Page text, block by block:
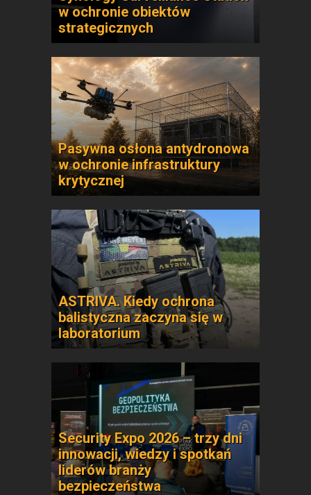
w ochronie obiektów
strategicznych
Pasywna osłona antydronowa
w ochronie infrastruktury
krytycznej
ASTRIVA. Kiedy ochrona
balistyczna zaczyna się w
laboratorium
Security Expo 2026 – trzy dni
innowacji, wiedzy i spotkań
liderów branży
bezpieczeństwa